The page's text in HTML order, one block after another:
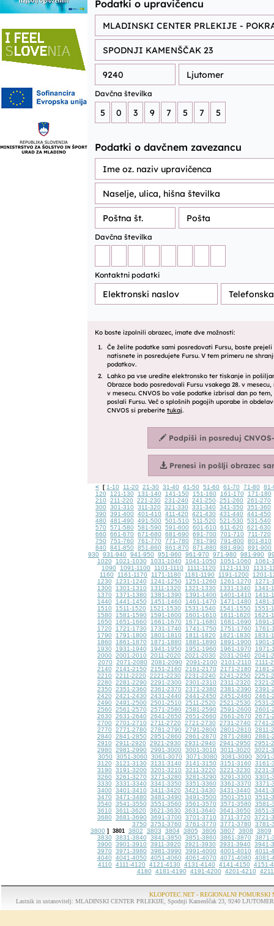
< [ 1-10 11-20 21-30 31-40 41-50 51-60 61-70 71-80
81-
120
121-130 131-140 141-150 151-160 161-170
171-180
210
211-220 221-230 231-240 241-250 251-260
261-270
300
301-310 311-320 321-330 331-340 341-350
351-360
390
391-400 401-410 411-420 421-430 431-440
441-450
480
481-490 491-500 501-510 511-520 521-530
531-540
570
571-580 581-590 591-600 601-610 611-620
621-630
660
661-670 671-680 681-690 691-700 701-710
711-720
750
751-760 761-770 771-780 781-790 791-800
801-810
840
841-850 851-860 861-870 871-880 881-890
891-900
930
931-940 941-950 951-960 961-970 971-980 981-990
1020
1021-1030 1031-1040 1041-1050 1051-1060
1061-
1090
1091-1100 1101-1110 1111-1120 1121-1130
1131-
1160
1161-1170 1171-1180 1181-1190 1191-1200
1201-
1230
1231-1240 1241-1250 1251-1260 1261-1270
1271-
1300
1301-1310 1311-1320 1321-1330 1331-1340
1341-
1370
1371-1380 1381-1390 1391-1400 1401-1410
1411-
1440
1441-1450 1451-1460 1461-1470 1471-1480
1481-
1510
1511-1520 1521-1530 1531-1540 1541-1550
1551-
1580
1581-1590 1591-1600 1601-1610 1611-1620
1621-
1650
1651-1660 1661-1670 1671-1680 1681-1690
1691-
1720
1721-1730 1731-1740 1741-1750 1751-1760
1761-
1790
1791-1800 1801-1810 1811-1820 1821-1830
1831-
1860
1861-1870 1871-1880 1881-1890 1891-1900
1901-
1930
1931-1940 1941-1950 1951-1960 1961-1970
1971-
2000
2001-2010 2011-2020 2021-2030 2031-2040
2041-
2070
2071-2080 2081-2090 2091-2100 2101-2110
2111-
2140
2141-2150 2151-2160 2161-2170 2171-2180
2181-
2210
2211-2220 2221-2230 2231-2240 2241-2250
2251-
2280
2281-2290 2291-2300 2301-2310 2311-2320
2321-
2350
2351-2360 2361-2370 2371-2380 2381-2390
2391-
2420
2421-2430 2431-2440 2441-2450 2451-2460
2461-
2490
2491-2500 2501-2510 2511-2520 2521-2530
2531-
2560
2561-2570 2571-2580 2581-2590 2591-2600
2601-
2630
2631-2640 2641-2650 2651-2660 2661-2670
2671-
2700
2701-2710 2711-2720 2721-2730 2731-2740
2741-
2770
2771-2780 2781-2790 2791-2800 2801-2810
2811-
2840
2841-2850 2851-2860 2861-2870 2871-2880
2881-
2910
2911-2920 2921-2930 2931-2940 2941-2950
2951-
2980
2981-2990 2991-3000 3001-3010 3011-3020
3021-
3050
3051-3060 3061-3070 3071-3080 3081-3090
3091-
3120
3121-3130 3131-3140 3141-3150 3151-3160
3161-
3190
3191-3200 3201-3210 3211-3220 3221-3230
3231-
3260
3261-3270 3271-3280 3281-3290 3291-3300
3301-
3330
3331-3340 3341-3350 3351-3360 3361-3370
3371-
3400
3401-3410 3411-3420 3421-3430 3431-3440
3441-
3470
3471-3480 3481-3490 3491-3500 3501-3510
3511-
3540
3541-3550 3551-3560 3561-3570 3571-3580
3581-
3610
3611-3620 3621-3630 3631-3640 3641-3650
3651-
3680
3681-3690 3691-3700 3701-3710 3711-3720
3721-
3750
3751-3760 3761-3770 3771-3780
3781-
3800 ] 3801 3802 3803 3804 3805 3806 3807 3808
3809
3830
3831-3840 3841-3850 3851-3860 3861-3870
3871-
3900
3901-3910 3911-3920 3921-3930 3931-3940
3941-
3970
3971-3980 3981-3990 3991-4000 4001-4010
4011-
4040
4041-4050 4051-4060 4061-4070 4071-4080
4081-
4110
4111-4120 4121-4130 4131-4140 4141-4150
4151-
4180
4181-4190 4191-4200 4201-4210
KLOPOTEC.NET - REGIONALNI POMURSKI
Lastnik in ustanovitelj: MLADINSKI CENTER PRLEKIJE, Spodnji Kamenščak 23, 9240